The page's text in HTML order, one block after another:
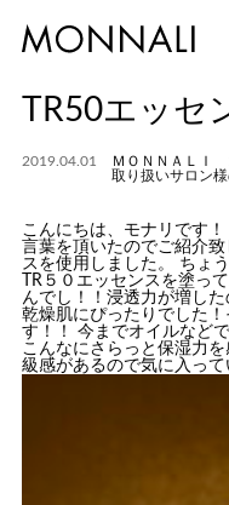
TR50エッ
2019.04.01
ＭＯＮＮＡＬＩ
取り扱いサロン
こんにちは、モナリです
言葉を頂いたのでご紹介
スを使用しました。 ちょ
TR５０エッセンスを塗っ
んでし！！浸透力が増し
乾燥肌にぴったりでした
す！！ 今までオイルなど
こんなにさらっと保湿力
級感があるので気に入って